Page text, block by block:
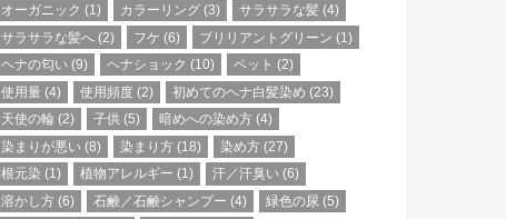
オーガニック (1) カラーリング (3) サラサラな髪 (4)
サラサラな髪へ (2) フケ (6) ブリリアントグリーン (1)
ヘナの匂い (9) ヘナショック (10) ペット (2)
使用量 (4) 使用頻度 (2) 初めてのヘナ白髪染め (23)
天使の輪 (2) 子供 (5) 暗めへの染め方 (4)
染まりが悪い (8) 染まり方 (18) 染め方 (27)
根元染 (1) 植物アレルギー (1) 汗／汗臭い (6)
溶かし方 (6) 石鹸／石鹸シャンプー (4) 緑色の尿 (5)